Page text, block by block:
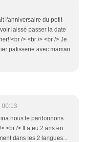
l'anniversaire du petit
laissé passer la date
/> <br /> <br /> Je
patisserie avec maman
00:13
nous te pardonnons
<br /> Il a eu 2 ans en
dans les 2 langues...